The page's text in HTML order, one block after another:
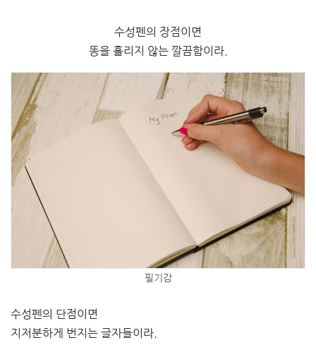
수성펜의 장점이면
똥을 흘리지 않는 깔끔함이라.
필기감
수성펜의 단점이면
지저분하게 번지는 글자들이라.